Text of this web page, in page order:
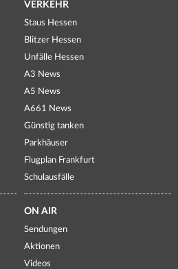
VERKEHR
Staus Hessen
Blitzer Hessen
Unfälle Hessen
A3 News
A5 News
A661 News
Günstig tanken
Parkhäuser
Flugplan Frankfurt
Schulausfälle
ON AIR
Sendungen
Aktionen
Videos